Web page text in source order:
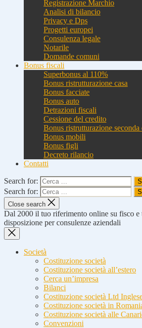
Registrazione Marchio
Analisi di bilancio
Privacy e Dps
Progetti europei
Consulenza legale
Notarile
Domande comuni
Bonus fiscali
Superbonus al 110%
Bonus ristrutturazione casa
Bonus facciate
Bonus auto
Detrazioni fiscali
Cessione del credito
Bonus ristrutturazione seconda
Bonus mobili
Bonus figli
Decreto rilancio
Contatti
Search for:
Search for:
Close search
Dal 2000 il tuo riferimento online su fisco e
disposizione per consulenze aziendali
Società
Costituzione società
Costituzione società all’estero
Cerca un’impresa
Bilanci
Costituzione società Ltd
Costituzione società in
Costituzione società alle
Convenzioni